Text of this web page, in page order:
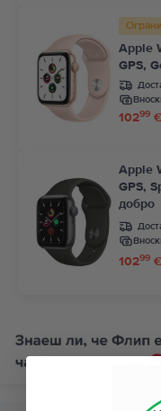
Apple
GPS,
10299
Apple
GPS,
добро
10299